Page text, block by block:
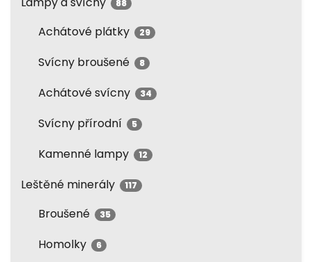
88
Achátové plátky 29
Svícny broušené 8
Achátové svícny 34
Svícny přírodní 5
Kamenné lampy 12
Leštěné minerály 117
Broušené 35
Homolky 6